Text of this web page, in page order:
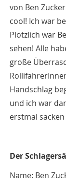
von Ben
cool! Ich war
Plötzlich war
sehen! Alle
große
Handschlag
und ich war
erstmal sacken
Der
Name: Ben